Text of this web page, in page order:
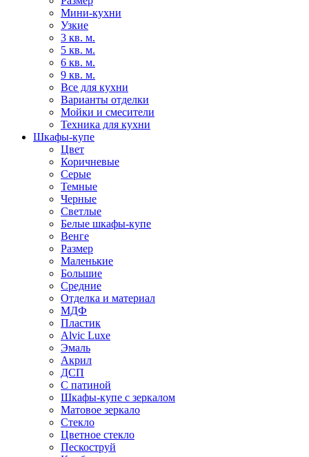
Мини-кухни
Узкие
3 кв. м.
5 кв. м.
6 кв. м.
9 кв. м.
Все для кухни
Варианты отделки
Мойки и смесители
Техника для кухни
Шкафы-купе
Цвет
Коричневые
Серые
Темные
Черные
Светлые
Белые шкафы-купе
Венге
Размер
Маленькие
Большие
Средние
Отделка и материал
МДФ
Пластик
Alvic Luxe
Эмаль
Акрил
ДСП
С патиной
Шкафы-купе с зеркалом
Матовое зеркало
Стекло
Цветное стекло
Пескоструй